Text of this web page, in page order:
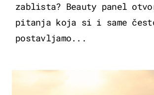
zablista? Beauty panel
pitanja koja si i same
postavljamo...